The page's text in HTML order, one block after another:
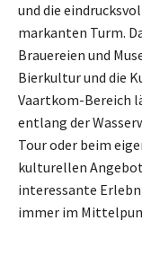
und die
markanten Turm.
Brauereien und
Bierkultur und die
Vaartkom-Bereich
entlang der
Tour oder beim
kulturellen
interessante
immer im